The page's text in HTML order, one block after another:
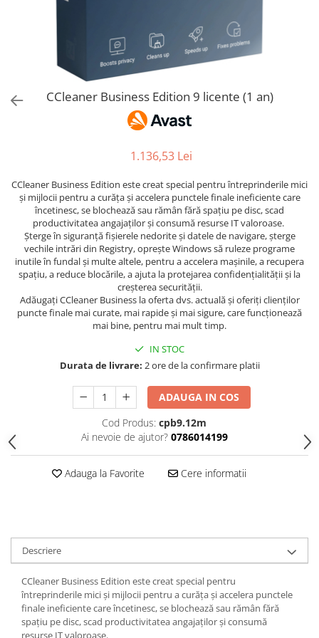
AVAST Driver Updater
AVAST SecureLine VPN
AVAST AntiTrack Premium
CCleaner Business Edition 9 licente (1 an)
1.136,53 Lei
CCleaner Business Edition este creat special pentru întreprinderile mici
și mijlocii pentru a curăța și accelera punctele finale ineficiente care
încetinesc, se blochează sau rămân fără spațiu pe disc, scad
productivitatea angajaților și consumă resurse IT valoroase.
Șterge în siguranță fișierele nedorite și datele de navigare, șterge
vechile intrări din Registry, oprește Windows să ruleze programe
inutile în fundal și multe altele, pentru a accelera mașinile, a recupera
spațiu, a reduce blocările, a ajuta la protejarea confidențialității și la
creșterea securității.
Adăugați CCleaner Business la oferta dvs. actuală și oferiți clienților
puncte finale mai curate, mai rapide și mai sigure, care funcționează
mai bine, pentru mai mult timp.
IN STOC
Durata de livrare: 2 ore de la confirmare platii
ADAUGA IN COS
Cod Produs: cpb9.12m
Ai nevoie de ajutor? 0786014199
Adauga la Favorite Cere informatii
Descriere
CCleaner Business Edition este creat special pentru
întreprinderile mici și mijlocii pentru a curăța și accelera punctele
finale ineficiente care încetinesc, se blochează sau rămân fără
spațiu pe disc, scad productivitatea angajaților și consumă
resurse IT valoroase.